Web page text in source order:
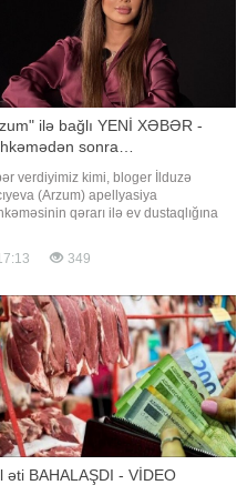
ilə bağlı YENİ XƏBƏR -
sonra…
verdiyimiz kimi, bloger İlduzə
(Arzum) apellyasiya
qərarı ilə ev dustaqlığına
sosial şəbəkə paylaşımını silib. O,
mindən çox izləyicisi olan səhifəsində
sosial şəbəkədən istifadə qadağas
349
əti BAHALAŞDI - VİDEO